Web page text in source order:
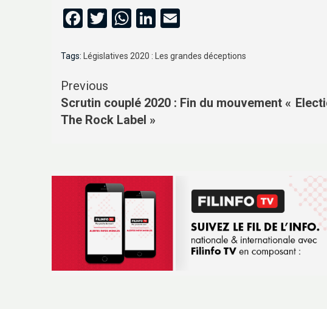
Facebook
Twitter
WhatsApp
LinkedIn
Email
Tags: Législatives 2020 : Les grandes déceptions
Previous
Scrutin couplé 2020 : Fin du mouvement «
The Rock Label »